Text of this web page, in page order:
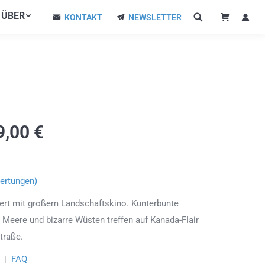
ÜBER KONTAKT NEWSLETTER
€
mit großem Landschaftskino. Kunterbunte
und bizarre Wüsten treffen auf Kanada-Flair
| FAQ
ÜBER KONTAKT NEWSLETTER